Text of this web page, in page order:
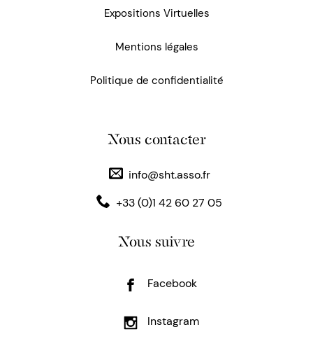
Expositions Virtuelles
Mentions légales
Politique de confidentialité
Nous contacter
info@sht.asso.fr
+33 (0)1 42 60 27 05
Nous suivre
Facebook
Instagram